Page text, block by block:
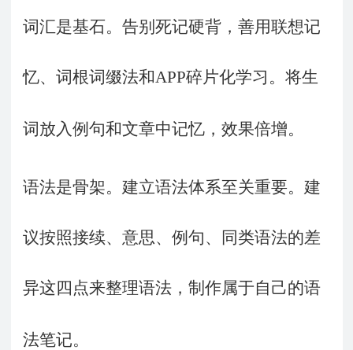
词汇是基石。告别死记硬背，善用联想记
忆、词根词缀法和APP碎片化学习。将生
词放入例句和文章中记忆，效果倍增。
语法是骨架。建立语法体系至关重要。建
议按照接续、意思、例句、同类语法的差
异这四点来整理语法，制作属于自己的语
法笔记。